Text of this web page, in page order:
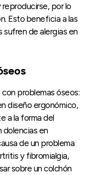
por lo
Esto beneficia a las
sufren de alergias en
problemas óseos:
diseño ergonómico,
a la forma del
dolencias en
de un problema
y fibromialgia,
sobre un colchón